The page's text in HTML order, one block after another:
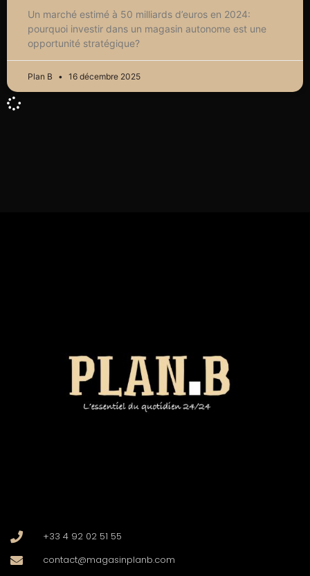
Un marché estimé à 50 milliards d’euros en 2024:
pourquoi investir dans un magasin autonome est une
opportunité stratégique?
Plan B 16 décembre 2025
+33 4 92 02 51 55
contact@magasinplanb.com